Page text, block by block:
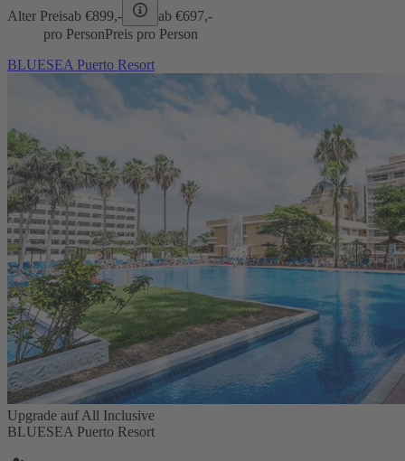
Alter Preisab €899,- ab €697,-
pro PersonPreis pro Person
BLUESEA Puerto Resort
Upgrade auf All Inclusive
BLUESEA Puerto Resort